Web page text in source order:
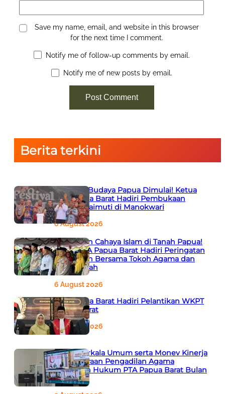
Save my name, email, and website in this browser
for the next time I comment.
Notify me of follow-up comments by email.
Notify me of new posts by email.
Berita terkini
Semarak Budaya Papua Dimulai! Ketua
PTA Papua Barat Hadiri Pembukaan
Festival Raimuti di Manokwari
6 August 2026
666 Tahun Cahaya Islam di Tanah Papua!
Ketua PTA Papua Barat Hadiri Peringatan
Bersejarah Bersama Tokoh Agama dan
Pemerintah
6 August 2026
PTA Papua Barat Hadiri Pelantikan WKPT
Papua Barat
6 August 2026
Rapat Berkala Umum serta Monev Kinerja
Kepaniteraan Pengadilan Agama
Sewilayah Hukum PTA Papua Barat Bulan
Agustus